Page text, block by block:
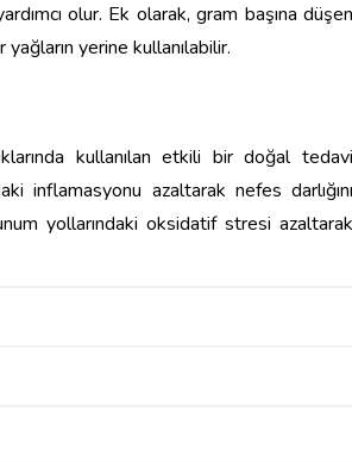
olur. Ek olarak, gram başına düşen
yerine kullanılabilir.
kullanılan etkili bir doğal tedavi
inflamasyonu azaltarak nefes darlığını
yollarındaki oksidatif stresi azaltarak